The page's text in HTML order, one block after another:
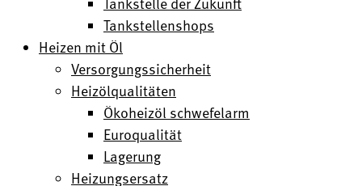
Tankstellenshops
Heizen mit Öl
Versorgungssicherheit
Heizölqualitäten
Ökoheizöl schwefelarm
Euroqualität
Lagerung
Heizungsersatz